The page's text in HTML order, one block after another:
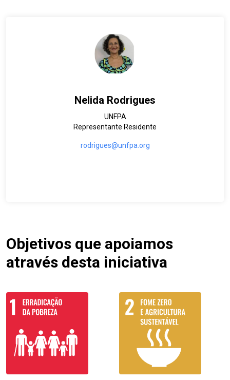
Nelida Rodrigues
UNFPA
Representante Residente
rodrigues@unfpa.org
Objetivos que apoiamos
através desta iniciativa